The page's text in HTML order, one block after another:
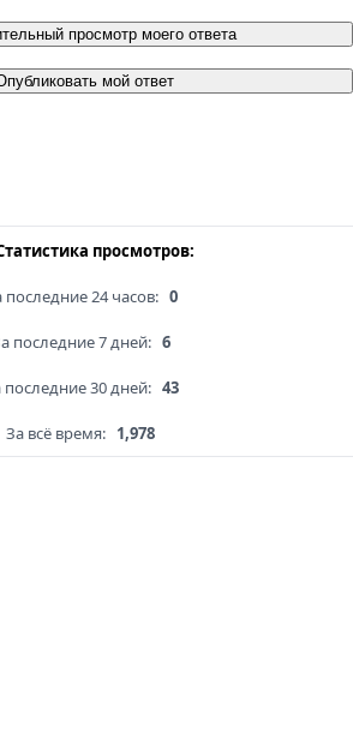
просмотр моего ответа
мой ответ
просмотров:
последние 24 часов: 0
последние 7 дней: 6
последние 30 дней: 43
За всё время: 1,978